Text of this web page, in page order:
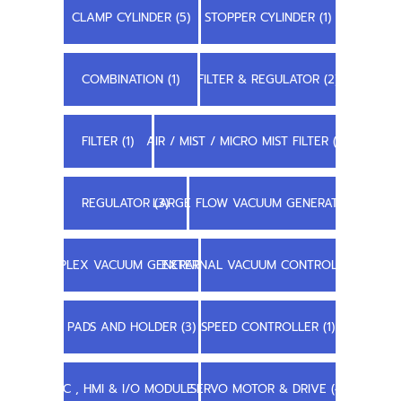
CLAMP CYLINDER (5) STOPPER CYLINDER (1)
COMBINATION (1) FILTER & REGULATOR (2)
FILTER (1) AIR / MIST / MICRO MIST FILTER (1)
REGULATOR (3)LARGE FLOW VACUUM GENERATOR (3)
COMPLEX VACUUM GENERATOR (1)EXTERNAL VACUUM CONTROLLER (1)
PADS AND HOLDER (3) SPEED CONTROLLER (1)
PLC , HMI & I/O MODULE (6)SERVO MOTOR & DRIVE (4)